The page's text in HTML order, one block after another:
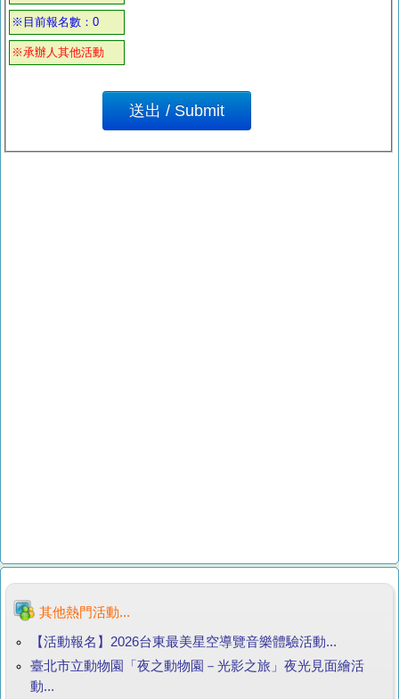
※目前報名數：0
※承辦人其他活動
其他熱門活動...
【活動報名】2026台東最美星空導覽音樂體驗活動...
臺北市立動物園「夜之動物園－光影之旅」夜光見面繪活
動...